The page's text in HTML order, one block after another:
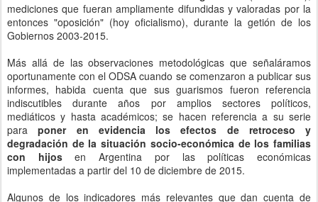
Más allá de las observaciones metodológicas que señaláramos
oportunamente con el ODSA cuando se comenzaron a publicar sus
informes, habida cuenta que sus guarismos fueron referencia
mediáticos y hasta académicos; se hacen referencia a su serie
paraponer en evidencia los efectos de retroceso y
degradación de la situación socio-económica de los familias
con hijos en Argentina por las políticas económicas
implementadas a partir del 10 de diciembre de 2015.
Algunos de los indicadores más relevantes que dan cuenta de
grave situación actual son:
* HOGARES EN SITUACIÓN DEINDIGENCIACon niños,